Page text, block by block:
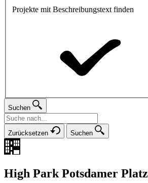
Projekte mit Beschreibungstext finden
Suchen
Zurücksetzen Suchen
High Park Potsdamer Platz